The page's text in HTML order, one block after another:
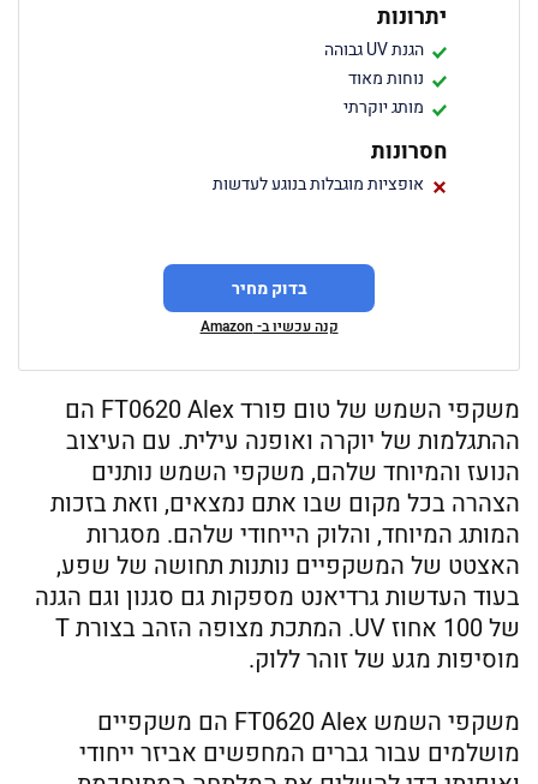
יתרונות
הגנת UV גבוהה
נוחות מאוד
מותג יוקרתי
חסרונות
אופציות מוגבלות בנוגע לעדשות
בדוק מחיר
קנה עכשיו ב- Amazon
משקפי השמש של טום פורד FT0620 Alex הם
ההתגלמות של יוקרה ואופנה עילית. עם העיצוב
הנועז והמיוחד שלהם, משקפי השמש נותנים
הצהרה בכל מקום שבו אתם נמצאים, וזאת בזכות
המותג המיוחד, והלוק הייחודי שלהם. מסגרות
האצטט של המשקפיים נותנות תחושה של שפע,
בעוד העדשות גרדיאנט מספקות גם סגנון וגם הגנה
של 100 אחוז UV. המתכת מצופה הזהב בצורת T
מוסיפות מגע של זוהר ללוק.
משקפי השמש FT0620 Alex הם משקפיים
מושלמים עבור גברים המחפשים אביזר ייחודי